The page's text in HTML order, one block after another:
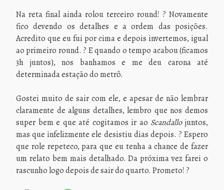
Na reta final ainda rolou terceiro round! ? Novamente
fico devendo os detalhes e a ordem das posições.
Acredito que eu fui por cima e depois invertemos, igual
ao primeiro round. ? E quando o tempo acabou (ficamos
3h juntos), nos banhamos e me deu carona até
determinada estação do metrô.
Gostei muito de sair com ele, e apesar de não lembrar
claramente de alguns detalhes, lembro que nos demos
super bem e que até cogitamos ir ao Scandallojuntos,
mas que infelizmente ele desistiu dias depois. ? Espero
que role repeteco, para que eu tenha a chance de fazer
um relato bem mais detalhado. Da próxima vez farei o
rascunho logo depois de sair do quarto. Prometo! ?